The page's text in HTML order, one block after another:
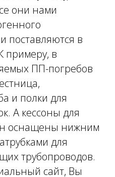
они нами
поставляются в
примеру, в
ПП-погребов
и полки для
А кессоны для
оснащены нижним
для
трубопроводов.
сайт, Вы